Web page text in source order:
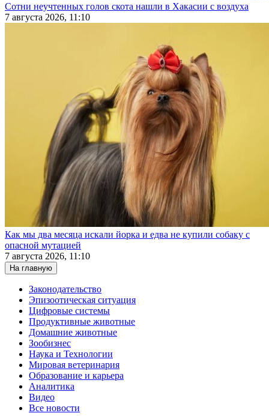
Сотни неучтенных голов скота нашли в Хакасии с воздуха
7 августа 2026, 11:10
Как мы два месяца искали йорка и едва не купили собаку с
опасной мутацией
7 августа 2026, 11:10
На главную
Законодательство
Эпизоотическая ситуация
Цифровые системы
Продуктивные животные
Домашние животные
Зообизнес
Наука и Технологии
Мировая ветеринария
Образование и карьера
Аналитика
Видео
Все новости